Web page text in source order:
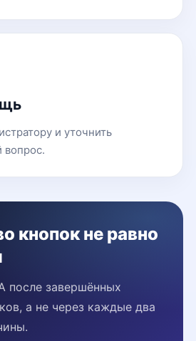
и уточнить
вопрос.
кнопок не равно
после завершённых
а не через каждые два